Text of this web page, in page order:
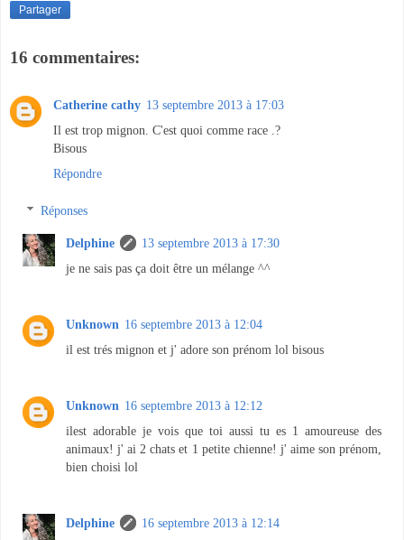
Partager
16 commentaires:
Catherine cathy 13 septembre 2013 à 17:03
Il est trop mignon. C'est quoi comme race .?
Bisous
Répondre
Réponses
Delphine
13 septembre 2013 à 17:30
je ne sais pas ça doit être un mélange ^^
Unknown 16 septembre 2013 à 12:04
il est trés mignon et j' adore son prénom lol bisous
Unknown 16 septembre 2013 à 12:12
ilest adorable je vois que toi aussi tu es 1 amoureuse des
animaux! j' ai 2 chats et 1 petite chienne! j' aime son prénom,
bien choisi lol
Delphine
16 septembre 2013 à 12:14